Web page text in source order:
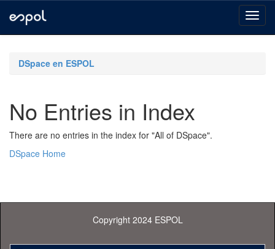
navigationDSpace en ESPOL
No Entries in Index
There are no entries in the index for "All of DSpace".
DSpace Home
Copyright 2024 ESPOL